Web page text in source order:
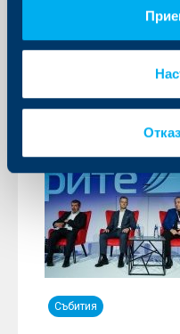
Събития